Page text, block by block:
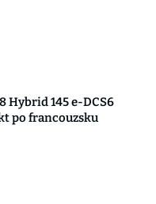
Hybrid 145 e-DCS6
po francouzsku